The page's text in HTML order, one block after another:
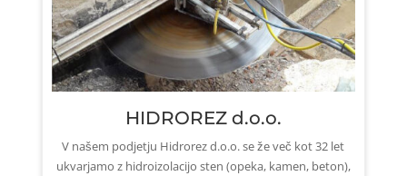
HIDROREZ d.o.o.
V našem podjetju Hidrorez d.o.o. se že več kot 32 let
ukvarjamo z hidroizolacijo sten (opeka, kamen, beton),